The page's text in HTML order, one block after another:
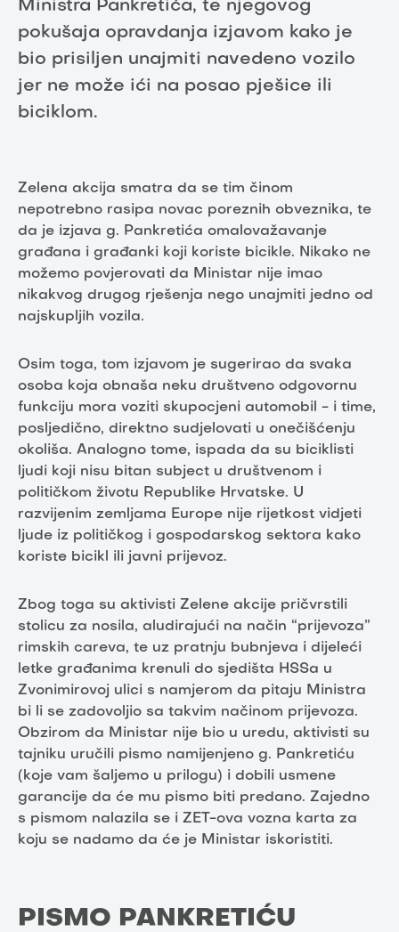
Ministra Pankretića, te njegovog
pokušaja opravdanja izjavom kako je
bio prisiljen unajmiti navedeno vozilo
jer ne može ići na posao pješice ili
biciklom.
Zelena akcija smatra da se tim činom
nepotrebno rasipa novac poreznih obveznika, te
da je izjava g. Pankretića omalovažavanje
građana i građanki koji koriste bicikle. Nikako ne
možemo povjerovati da Ministar nije imao
nikakvog drugog rješenja nego unajmiti jedno od
najskupljih vozila.
Osim toga, tom izjavom je sugerirao da svaka
osoba koja obnaša neku društveno odgovornu
funkciju mora voziti skupocjeni automobil - i time,
posljedično, direktno sudjelovati u onečišćenju
okoliša. Analogno tome, ispada da su biciklisti
ljudi koji nisu bitan subject u društvenom i
političkom životu Republike Hrvatske. U
razvijenim zemljama Europe nije rijetkost vidjeti
ljude iz političkog i gospodarskog sektora kako
koriste bicikl ili javni prijevoz.
Zbog toga su aktivisti Zelene akcije pričvrstili
stolicu za nosila, aludirajući na način “prijevoza”
rimskih careva, te uz pratnju bubnjeva i dijeleći
letke građanima krenuli do sjedišta HSSa u
Zvonimirovoj ulici s namjerom da pitaju Ministra
bi li se zadovoljio sa takvim načinom prijevoza.
Obzirom da Ministar nije bio u uredu, aktivisti su
tajniku uručili pismo namijenjeno g. Pankretiću
(koje vam šaljemo u prilogu) i dobili usmene
garancije da će mu pismo biti predano. Zajedno
s pismom nalazila se i ZET-ova vozna karta za
koju se nadamo da će je Ministar iskoristiti.
PISMO PANKRETIĆU